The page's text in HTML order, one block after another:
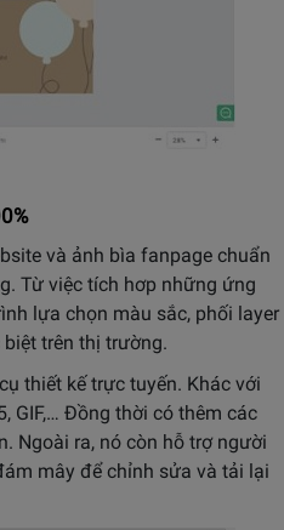
và ảnh bìa fanpage chuẩn
Từ việc tích hơp những ứng
lựa chọn màu sắc, phối layer
trên thị trường.
thiết kế trực tuyến. Khác với
GIF,… Đồng thời có thêm các
Ngoài ra, nó còn hỗ trợ người
mây để chỉnh sửa và tải lại